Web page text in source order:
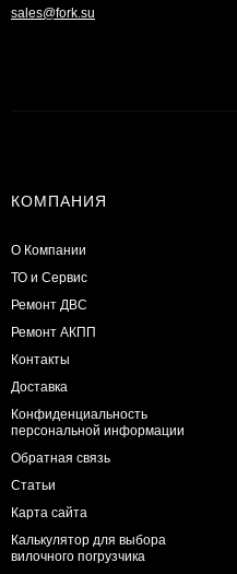
sales@fork.su
КОМПАНИЯ
О Компании
ТО и Сервис
​Ремонт ДВС
Ремонт АКПП
Контакты
Доставка
Конфиденциальность
персональной информации
Обратная связь
Статьи
Карта сайта
Калькулятор для выбора
вилочного погрузчика